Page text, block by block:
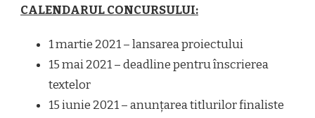
CALENDARUL CONCURSULUI:
1 martie 2021 – lansarea proiectului
15 mai 2021 – deadline pentru înscrierea
textelor
15 iunie 2021 – anunțarea titlurilor finaliste